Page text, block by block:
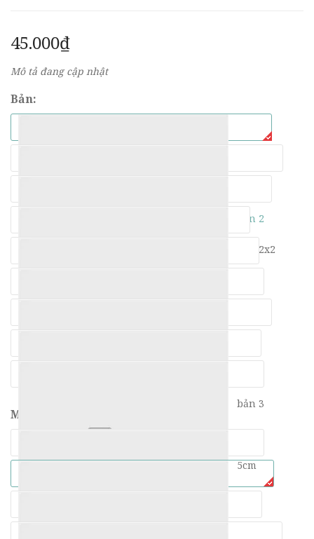
45.000₫
Mô tả đang cập nhật
Bản:
Bản 2
Bản 2x2
bản 3
2x2
5cm
Màu: